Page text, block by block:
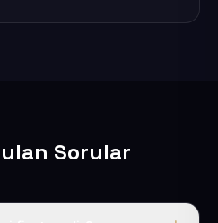
Sorular